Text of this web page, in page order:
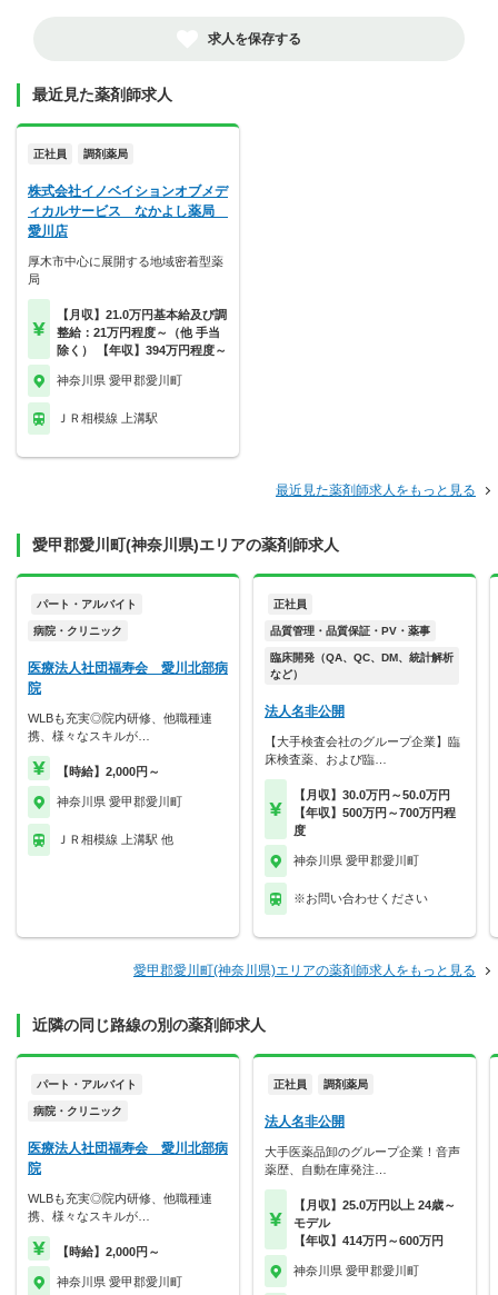
求人を保存する
最近見た薬剤師求人
正社員 調剤薬局
株式会社イノベイションオブメデ
ィカルサービス なかよし薬局
愛川店
厚木市中心に展開する地域密着型薬
局
【月収】21.0万円基本給及び調
整給：21万円程度～（他 手当
除く） 【年収】394万円程度～
神奈川県 愛甲郡愛川町
ＪＲ相模線 上溝駅
最近見た薬剤師求人をもっと見る
愛甲郡愛川町(神奈川県)エリアの薬剤師求人
パート・アルバイト
病院・クリニック
医療法人社団福寿会 愛川北部病
院
WLBも充実◎院内研修、他職種連
携、様々なスキルが…
【時給】2,000円～
神奈川県 愛甲郡愛川町
ＪＲ相模線 上溝駅 他
正社員
品質管理・品質保証・PV・薬事
臨床開発（QA、QC、DM、統計解析
など）
法人名非公開
【大手検査会社のグループ企業】臨
床検査薬、および臨…
【月収】30.0万円～50.0万円
【年収】500万円～700万円程
度
神奈川県 愛甲郡愛川町
※お問い合わせください
愛甲郡愛川町(神奈川県)エリアの薬剤師求人をもっと見る
近隣の同じ路線の別の薬剤師求人
パート・アルバイト
病院・クリニック
医療法人社団福寿会 愛川北部病
院
WLBも充実◎院内研修、他職種連
携、様々なスキルが…
【時給】2,000円～
神奈川県 愛甲郡愛川町
正社員 調剤薬局
法人名非公開
大手医薬品卸のグループ企業！音声
薬歴、自動在庫発注…
【月収】25.0万円以上 24歳～
モデル
【年収】414万円～600万円
神奈川県 愛甲郡愛川町